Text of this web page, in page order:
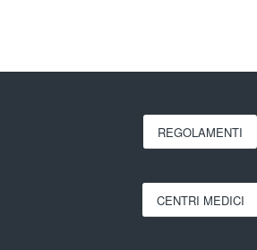
REGOLAMENTI
CENTRI MEDICI